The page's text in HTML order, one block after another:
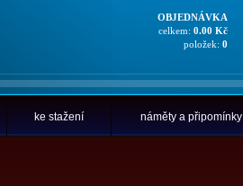
OBJEDNÁVKA
celkem: 0.00 Kč
položek: 0
ke stažení náměty a připomínky